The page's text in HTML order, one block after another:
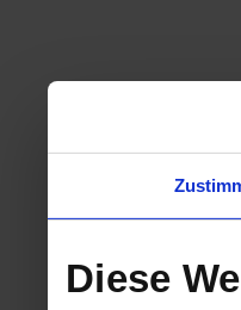
Diese